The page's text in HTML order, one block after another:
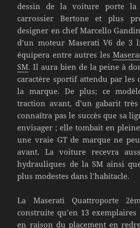
dessin de la voiture porte la
carrossier Bertone et plus
designer en chef Marcello
d’un moteur Maserati V6 de 3
équipera entre autres les
SM. Il aura bien de la peine à
caractère sportif attendu par les
la marque. De plus; ce
traction avant, d’un gabarit
connaîtra pas le succès que sa
envisager ; elle tombait en
une vraie GT de marque ne
avant. La voiture recevra
hydrauliques de la SM ainsi
plus modestes dans l’habitacle.
La Maserati Quattroporte
construite qu’en 13 exemplaires
en raison du placement en